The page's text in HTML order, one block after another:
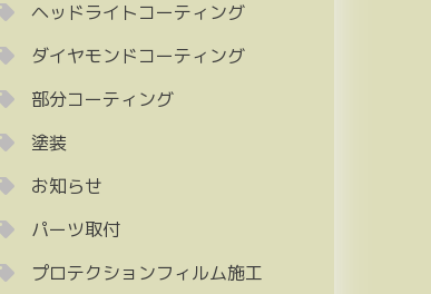
ヘッドライトコーティング
ダイヤモンドコーティング
部分コーティング
塗装
お知らせ
パーツ取付
プロテクションフィルム施工